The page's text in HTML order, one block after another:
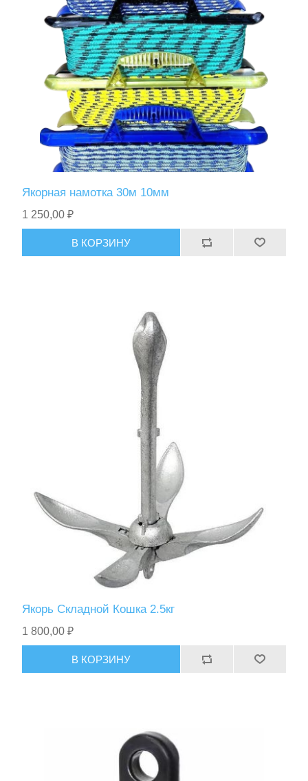
Якорная намотка 30м 10мм
1 250,00 ₽
В КОРЗИНУ
Якорь Складной Кошка 2.5кг
1 800,00 ₽
В КОРЗИНУ